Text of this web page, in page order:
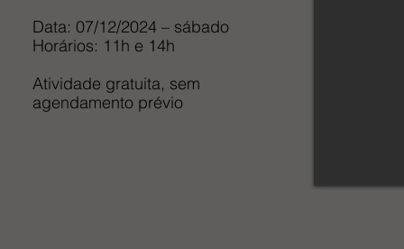
Data: 07/12/2024 – sábado
Horários: 11h e 14h
Atividade gratuita, sem
agendamento prévio